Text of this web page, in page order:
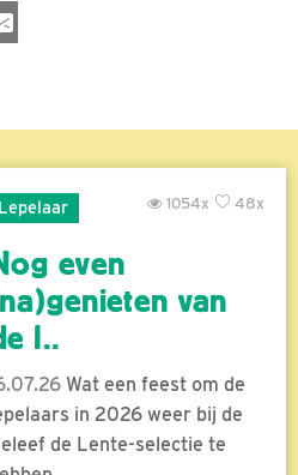
Lepelaar 48x
1054x
even
van
l..
Wat een feest om de
in 2026 weer bij de
de Lente-selectie te